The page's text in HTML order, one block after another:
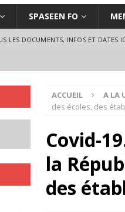
SPASEEN FO
LES DOCUMENTS, INFOS ET DATES
ACCUEIL A LA
des écoles, des
Covid-
la
des